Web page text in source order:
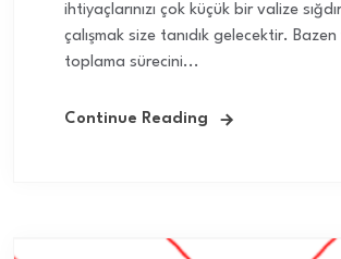
ihtiyaçlarınızı çok küçük bir valize
çalışmak size tanıdık gelecektir.
toplama sürecini...
Continue Reading